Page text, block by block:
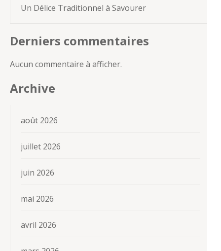
Un Délice Traditionnel à Savourer
Derniers commentaires
Aucun commentaire à afficher.
Archive
août 2026
juillet 2026
juin 2026
mai 2026
avril 2026